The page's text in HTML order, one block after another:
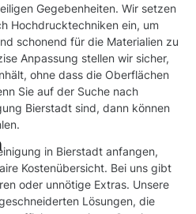
Gegebenheiten. Wir setzen
Hochdrucktechniken ein, um
schonend für die Materialien zu
Anpassung stellen wir sicher,
ohne dass die Oberflächen
Sie auf der Suche nach
Bierstadt sind, dann können
in Bierstadt anfangen,
Kostenübersicht. Bei uns gibt
oder unnötige Extras. Unsere
Lösungen, die